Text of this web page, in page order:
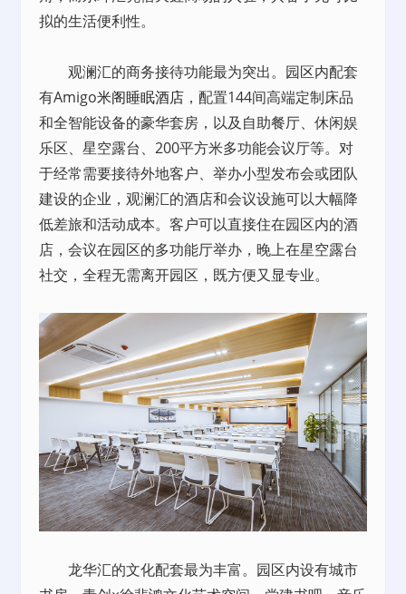
拟的生活便利性。
观澜汇的商务接待功能最为突出。园区内配套
有Amigo米阁睡眠酒店 ，配置144间高端定制床品
和全智能设备的豪华套房，以及自助餐厅、休闲娱
乐区、星空露台、200平方米多功能会议厅等。对
于经常需要接待外地客户、举办小型发布会或团队
建设的企业，观澜汇的酒店和会议设施可以大幅降
低差旅和活动成本。客户可以直接住在园区内的酒
店，会议在园区的多功能厅举办，晚上在星空露台
社交，全程无需离开园区，既方便又显专业。
龙华汇的文化配套最为丰富。园区内设有城市